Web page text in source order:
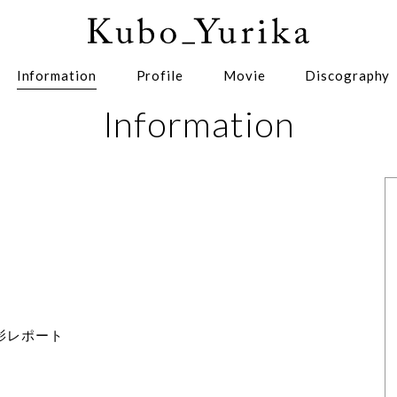
Information Profile Movie Discography
Information
ポート